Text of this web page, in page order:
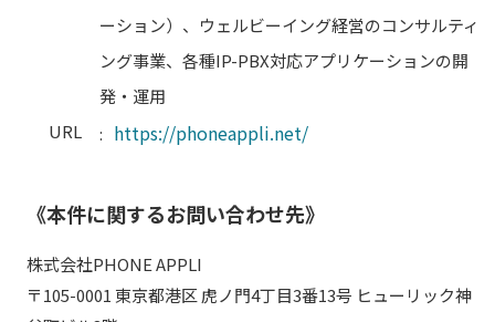
ーション）、ウェルビーイング経営のコンサルティ
ング事業、各種IP-PBX対応アプリケーションの開
発・運用
URL
: https://phoneappli.net/
《本件に関するお問い合わせ先》
株式会社PHONE APPLI
〒105-0001 東京都港区 虎ノ門4丁目3番13号 ヒューリック神